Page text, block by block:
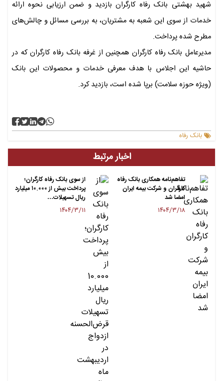
شهید بهشتی بانک رفاه کارگران بازدید و ضمن ارزیابی نحوه ارائه
خدمات از سوی این شعبه به مشتریان، به بررسی مسائل و چالش‌های
مطرح شده پرداخت.
مدیرعامل بانک رفاه کارگران همچنین از غرفه بانک رفاه کارگران که در
حاشیه این اجلاس با هدف معرفی خدمات و محصولات این بانک
(ویژه حوزه سلامت) برپا شده است، بازدید کرد.
بانک رفاه
اخبار مرتبط
تفاهم‌نامه همکاری بانک رفاه
کارگران و شرکت بیمه ایران
امضا شد
۱۴۰۴/۳/۱۸
از سوی بانک رفاه کارگران؛
پرداخت بیش از ۱۰.۰۰۰ میلیارد
ریال تسهیلات…
۱۴۰۴/۳/۱۱